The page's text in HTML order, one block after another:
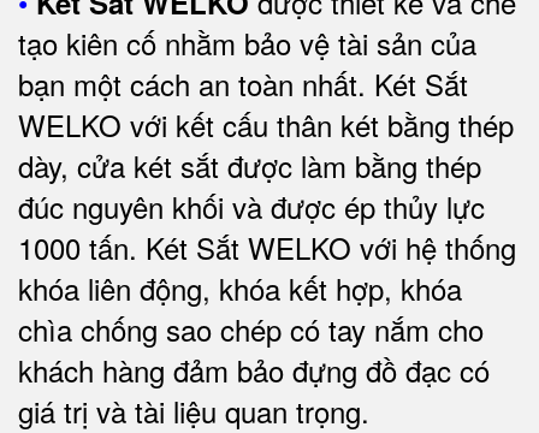
tạo kiên cố nhằm bảo vệ tài sản của
bạn một cách an toàn nhất. Két Sắt
WELKO với kết cấu thân két bằng thép
dày, cửa két sắt được làm bằng thép
đúc nguyên khối và được ép thủy lực
1000 tấn. Két Sắt WELKO với hệ thống
khóa liên động, khóa kết hợp, khóa
chìa chống sao chép có tay nắm cho
khách hàng đảm bảo đựng đồ đạc có
giá trị và tài liệu quan trọng.